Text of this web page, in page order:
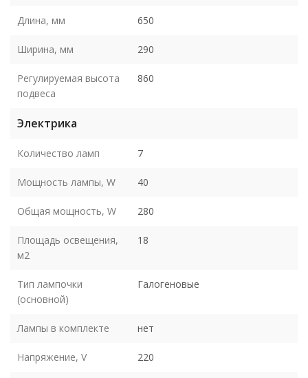
Длина, мм 650
Ширина, мм 290
Регулируемая высота
подвеса
860
Электрика
Количество ламп 7
Мощность лампы, W 40
Общая мощность, W 280
Площадь освещения,
м2
18
Тип лампочки
(основной)
Галогеновые
Лампы в комплекте нет
Напряжение, V 220